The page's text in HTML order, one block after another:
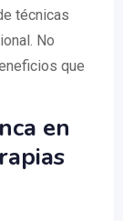
técnicas
No
que
en